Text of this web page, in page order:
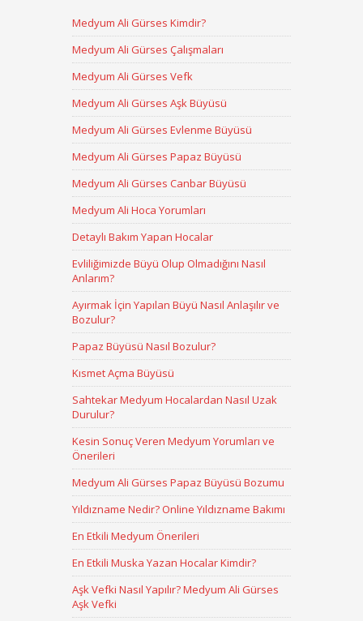
Medyum Ali Gürses Kimdir?
Medyum Ali Gürses Çalışmaları
Medyum Ali Gürses Vefk
Medyum Ali Gürses Aşk Büyüsü
Medyum Ali Gürses Evlenme Büyüsü
Medyum Ali Gürses Papaz Büyüsü
Medyum Ali Gürses Canbar Büyüsü
Medyum Ali Hoca Yorumları
Detaylı Bakım Yapan Hocalar
Evliliğimizde Büyü Olup Olmadığını Nasıl
Anlarım?
Ayırmak İçin Yapılan Büyü Nasıl Anlaşılır ve
Bozulur?
Papaz Büyüsü Nasıl Bozulur?
Kısmet Açma Büyüsü
Sahtekar Medyum Hocalardan Nasıl Uzak
Durulur?
Kesin Sonuç Veren Medyum Yorumları ve
Önerileri
Medyum Ali Gürses Papaz Büyüsü Bozumu
Yıldızname Nedir? Online Yıldızname Bakımı
En Etkili Medyum Önerileri
En Etkili Muska Yazan Hocalar Kimdir?
Aşk Vefki Nasıl Yapılır? Medyum Ali Gürses
Aşk Vefki